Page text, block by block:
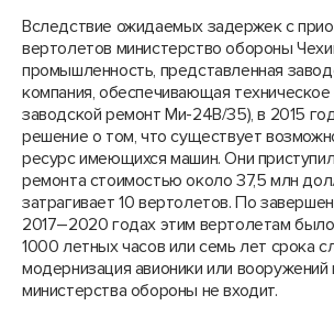
Вследствие ожидаемых задержек с
вертолетов министерство обороны
промышленность, представленная
компания, обеспечивающая
заводской ремонт Ми-24В/35), в 2015
решение о том, что существует
ресурс имеющихся машин. Они
ремонта стоимостью около 37,5 млн
затрагивает 10 вертолетов. По
2017–2020 годах этим вертолетам
1000 летных часов или семь лет срока
модернизация авионики или вооружений
министерства обороны не входит.